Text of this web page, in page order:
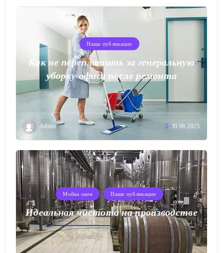
Наши публикации
Как не переплатить за генеральную
уборку офиса после ремонта
Admin 30.06.2025
Мойка окон Наши публикации
Идеальная чистота на производстве